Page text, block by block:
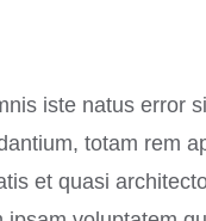
iste natus error
totam rem
et quasi